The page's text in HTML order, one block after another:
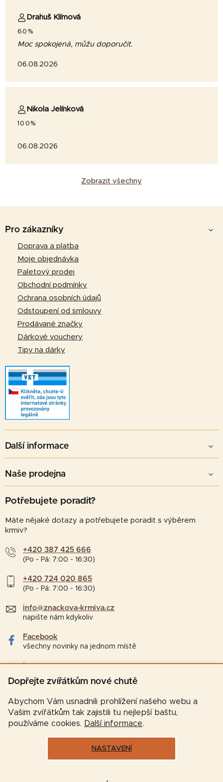
Dopřejte zvířátkům nové chutě
Abychom Vám usnadnili prohlížení našeho webu a
Vašim zvířátkům tak zajistili tu nejlepší baštu,
používáme cookies. Další informace.
NASTAVENÍ
Drahuš Klímová
60%
Moc spokojená, můžu doporučit.
06.08.2026
Nikola Jelínková
100%
06.08.2026
Zobrazit všechny
Pro zákazníky
Doprava a platba
Moje objednávka
Paletový prodej
Obchodní podmínky
Ochrana osobních údajů
Odstoupení od smlouvy
Prodávané značky
Dárkové vouchery
Tipy na dárky
Další informace
Naše prodejna
Potřebujete poradit?
Máte nějaké dotazy a potřebujete poradit s výběrem
krmiv?
+420 387 425 666
(Po - Pá: 7:00 - 16:30)
+420 724 020 865
(Po - Pá: 7:00 - 16:30)
info@znackova-krmiva.cz
napište nám kdykoliv
Facebook
všechny novinky na jednom místě
Instagram
tipy a zajímavosti pro chovatele